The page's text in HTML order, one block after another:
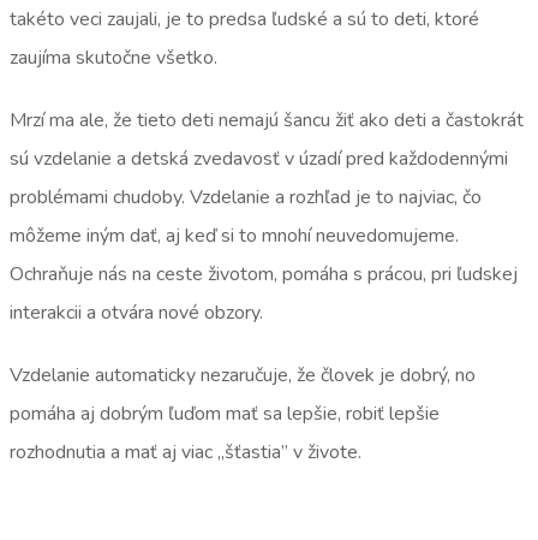
takéto veci zaujali, je to predsa ľudské a sú to deti, ktoré
zaujíma skutočne všetko.
Mrzí ma ale, že tieto deti nemajú šancu žiť ako deti a častokrát
sú vzdelanie a detská zvedavosť v úzadí pred každodennými
problémami chudoby. Vzdelanie a rozhľad je to najviac, čo
môžeme iným dať, aj keď si to mnohí neuvedomujeme.
Ochraňuje nás na ceste životom, pomáha s prácou, pri ľudskej
interakcii a otvára nové obzory.
Vzdelanie automaticky nezaručuje, že človek je dobrý, no
pomáha aj dobrým ľuďom mať sa lepšie, robiť lepšie
rozhodnutia a mať aj viac ,,šťastia” v živote.